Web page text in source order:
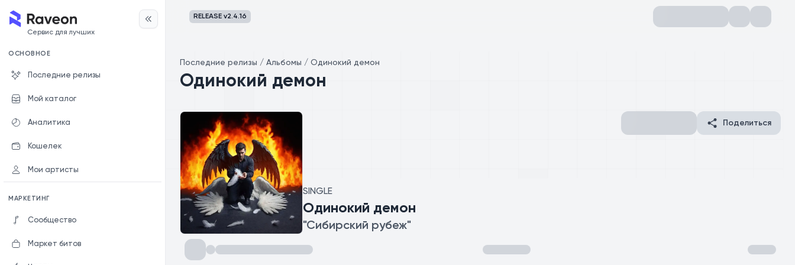
Сервис для лучших
ОСНОВНОЕ
Последние релизы
Мой каталог
Аналитика
Кошелек
Мои артисты
МАРКЕТИНГ
Сообщество
Маркет битов
RELEASE v2.4.16
Последние релизы / Альбомы / Одинокий демон
Одинокий демон
SINGLE
Одинокий демон
"Сибирский рубеж"
Поделиться